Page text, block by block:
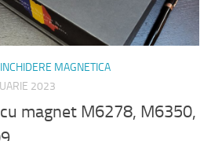
MAGNETICA
2023
magnet M6278, M6350,